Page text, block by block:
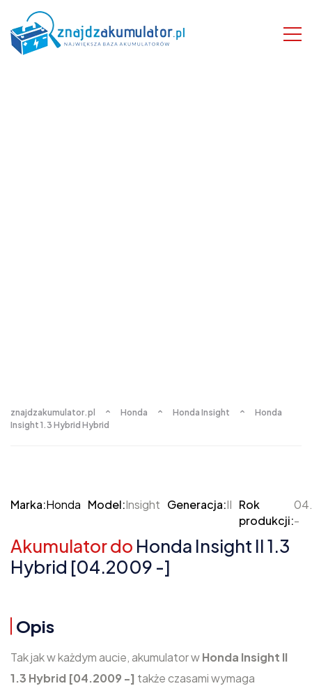
znajdzakumulator.pl Honda Honda Insight
Honda
Insight 1.3 Hybrid Hybrid
Marka:Honda Model:Insight Generacja:II Rok
produkcji:-
Akumulator do Honda Insight II 1.3
Hybrid [04.2009 -]
Opis
Tak jak w każdym aucie, akumulator wHonda Insight II
1.3 Hybrid [04.2009 -] także czasami wymaga